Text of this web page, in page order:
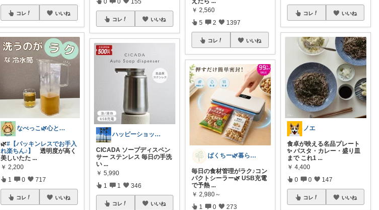
コレ いいね
なべっこ🌿心と体を整える暮らし
🌿#【パッキンレスでお手入
れ楽ちん♪】
透明度が高く
美しいたた ...
￥ 2,200
1 0 717
コレ いいね
コレ いいね
ハッピーショッパー77
CICADA ソープディスペン
サー ステンレス 毎日の手洗
い ...
￥ 5,990
1 1 346
コレ いいね
￥ 2,560
5 2 1397
コレ いいね
ぱくちー🌿暮らしを整える。
毎日の食材管理がラク♪コン
パクトシーラー🌿 USB充電
で予熱 ...
￥ 2,980～
1 0 273
コレ いいね
ノエ
食卓が映える名品プレート
✨ パスタ・カレー・盛り皿
まで これ1 ...
￥ 4,400
0 0 147
コレ いいね